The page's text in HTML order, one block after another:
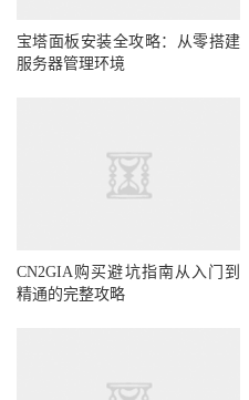
宝塔面板安装全攻略：从零搭建
服务器管理环境
CN2GIA购买避坑指南从入门到
精通的完整攻略